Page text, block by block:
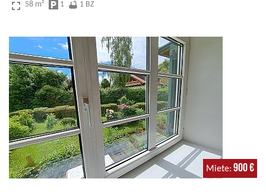
fullscreen 58 m² local_parking 1 bathtub 1 BZ
Miete 900 €